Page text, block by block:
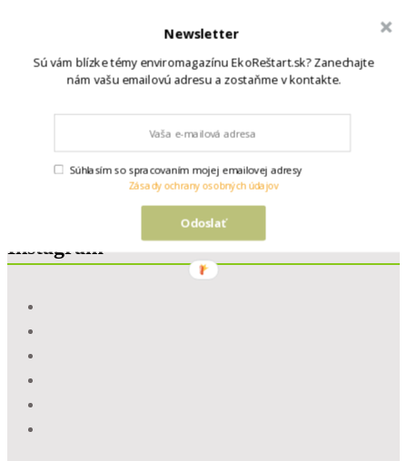
rastieme spoločne
ĎAKUJEME
Napíšte námINa stiahnutie
Instagram
Newsletter
Sú vám blízke témy enviromagazínu EkoReštart.sk? Zanechajte
nám vašu emailovú adresu a zostaňme v kontakte.
Odoslať
Súhlasím so spracovaním mojej emailovej adresy
Zásady ochrany osobných údajov